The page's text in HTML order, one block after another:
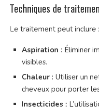
Techniques de
Le traitement peut inclure :
Aspiration : Éliminer
visibles.
Chaleur : Utiliser un
cheveux pour porter
Insecticides :